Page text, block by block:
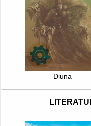
Diuna